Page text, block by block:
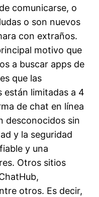
comunicarse, o
o son nuevos
con extraños.
motivo que
a buscar apps de
que las
están limitadas a 4
de chat en línea
desconocidos sin
y la seguridad
y una
Otros sitios
otros. Es decir,